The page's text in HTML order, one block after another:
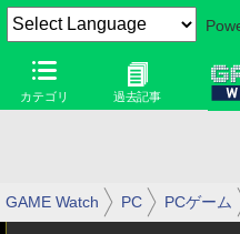
カテゴリ 過去記事
GAME Watch PC PCゲーム